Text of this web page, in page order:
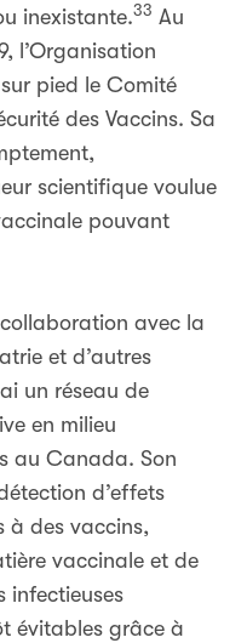
inexistante.33 Au
l’Organisation
pied le Comité
des Vaccins. Sa
scientifique voulue
pouvant
avec la
et d’autres
un réseau de
en milieu
au Canada. Son
d’effets
à des vaccins,
vaccinale et de
infectieuses
évitables grâce à